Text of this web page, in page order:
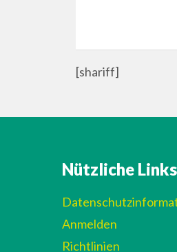
[shariff]
Nützliche Links
Anmelden
Richtlinien